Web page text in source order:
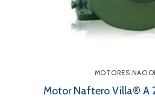
MOTORES
Motor Naftero Villa® A